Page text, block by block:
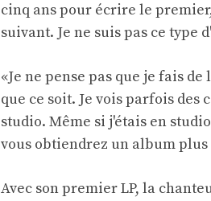
cinq ans pour écrire le
suivant. Je ne suis pas ce type
«Je ne pense pas que je fais
que ce soit. Je vois parfois
studio. Même si j'étais en
vous obtiendrez un album
Avec son premier LP, la